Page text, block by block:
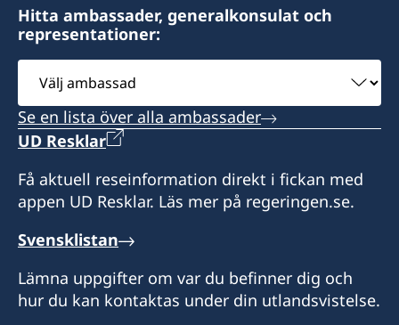
Hitta ambassader, generalkonsulat och
representationer:
Välj
ambassad
Se en lista över alla ambassader
UD Resklar
Få aktuell reseinformation direkt i fickan med
appen UD Resklar. Läs mer på regeringen.se.
Svensklistan
Lämna uppgifter om var du befinner dig och
hur du kan kontaktas under din utlandsvistelse.